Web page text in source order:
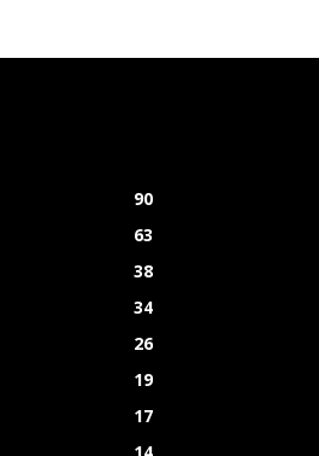
90
63
38
34
26
19
17